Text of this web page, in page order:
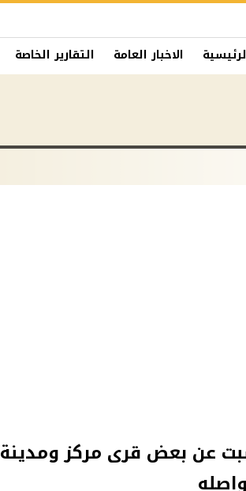
الاخبار العامة التقارير الخاصة
عن بعض قرى مركز ومدينة